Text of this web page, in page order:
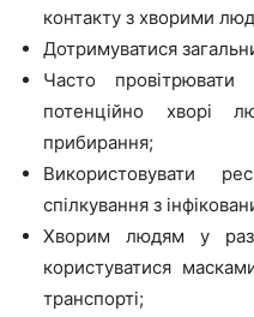
контакту з хворими
Дотримуватися
Часто провітрювати
потенційно хворі
прибирання;
Використовувати
спілкування з
Хворим людям у
користуватися
транспорті;